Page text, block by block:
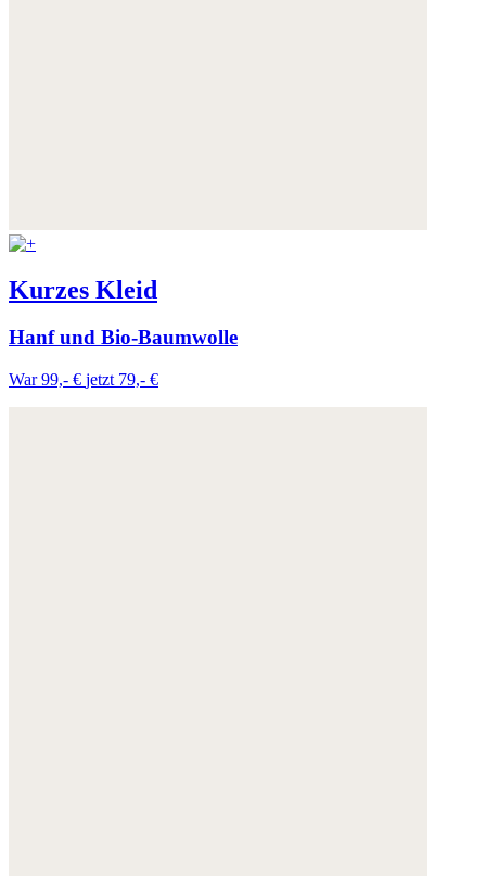
Kurzes Kleid
Hanf und Bio-Baumwolle
War 99,- € jetzt 79,- €